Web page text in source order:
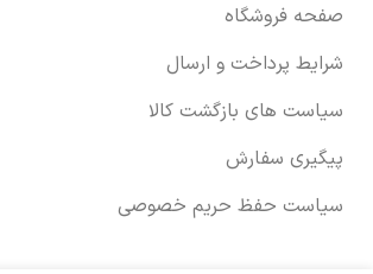
صفحه فروشگاه
شرایط پرداخت و ارسال
سیاست های بازگشت کالا
پیگیری سفارش
سیاست حفظ حریم خصوصی